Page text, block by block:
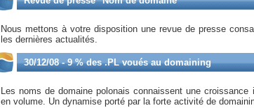
Nous mettons à votre disposition une revue de presse
les dernières actualités.
30/12/08 - 9 % des .PL voués au domaining
Les noms de domaine polonais connaissent une
en volume. Un dynamise porté par la forte activité de